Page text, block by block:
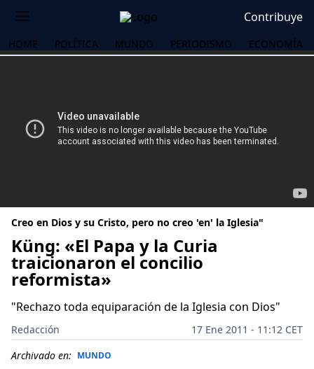
Contribuye
HOME POLÍTICA MUNDO PERIODISMO ECONOMÍA
Creo en Dios y su Cristo, pero no creo 'en' la Iglesia"
Küng: «El Papa y la Curia
traicionaron el concilio
reformista»
"Rechazo toda equiparación de la Iglesia con Dios"
Redacción
17 Ene 2011 - 11:12 CET
Archivado en: MUNDO